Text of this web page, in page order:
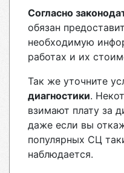
Согласно
обязан
необходимую
работах и их
Так же уточните
диагностики.
взимают плату за
даже если вы
популярных СЦ
наблюдается.